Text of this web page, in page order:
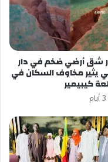
شق أرضي ضخم في دار
يثير مخاوف السكان في
كيبيمير